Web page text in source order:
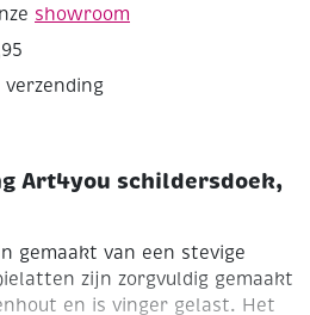
showroom
Art4you schildersdoek,
gemaakt van een stevige
zijn zorgvuldig gemaakt
en is vinger gelast. Het